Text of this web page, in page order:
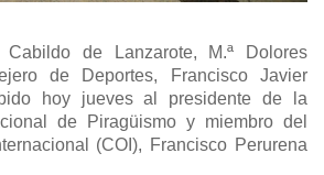
de Lanzarote, M.ª Dolores
de Deportes, Francisco Javier
hoy jueves al presidente de la
de Piragüismo y miembro del
(COI), Francisco Perurena